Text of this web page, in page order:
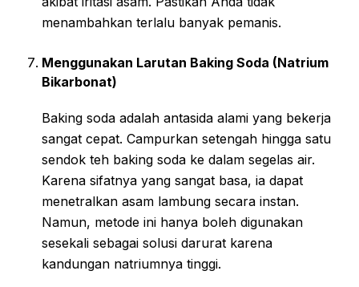
menambahkan terlalu banyak pemanis.
Menggunakan Larutan Baking Soda (Natrium
Bikarbonat)
Baking soda adalah antasida alami yang bekerja
sangat cepat. Campurkan setengah hingga satu
sendok teh baking soda ke dalam segelas air.
Karena sifatnya yang sangat basa, ia dapat
menetralkan asam lambung secara instan.
Namun, metode ini hanya boleh digunakan
sesekali sebagai solusi darurat karena
kandungan natriumnya tinggi.